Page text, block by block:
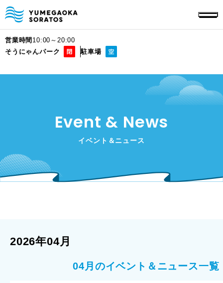
営業時間 10:00～20:00
そうにゃんパーク
駐車場
Event & News
イベント＆ニュース
2026年04月
04月のイベント＆ニュース一